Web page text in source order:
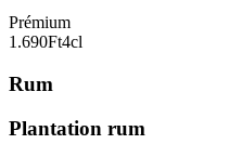
Prémium
1.690Ft4cl
Rum
Plantation rum